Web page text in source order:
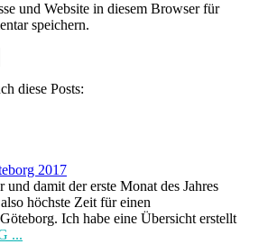
und Website in diesem Browser für
speichern.
diese Posts:
2017
und damit der erste Monat des Jahres
höchste Zeit für einen
Ich habe eine Übersicht erstellt
...